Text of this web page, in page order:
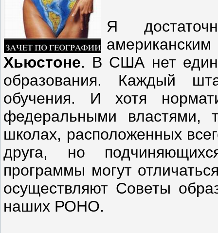
Я
Хьюстоне. В США нет
образования. Каждый
обучения. И хотя
федеральными властями,
школах, расположенных
друга, но
программы могут
осуществляют Советы
наших РОНО.